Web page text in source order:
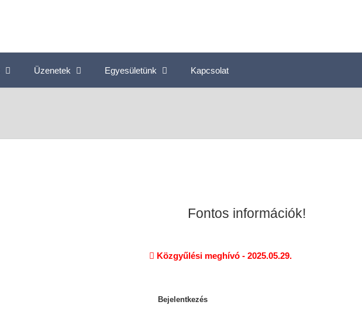
Üzenetek Egyesületünk Kapcsolat
Fontos információk!
Közgyűlési meghívó - 2025.05.29.
Bejelentkezés